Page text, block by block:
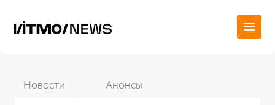
Новости Анонсы